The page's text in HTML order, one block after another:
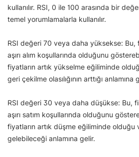
kullanılır. RSI, 0 ile 100 arasında bir
temel yorumlamalarla kullanılır.
RSI değeri 70 veya daha yüksekse: Bu,
aşırı alım koşullarında olduğunu
fiyatların artık yükselme eğiliminde
geri çekilme olasılığının arttığı anlamına
RSI değeri 30 veya daha düşükse: Bu,
aşırı satım koşullarında olduğunu
fiyatların artık düşme eğiliminde olduğu
gelebileceği anlamına gelir.